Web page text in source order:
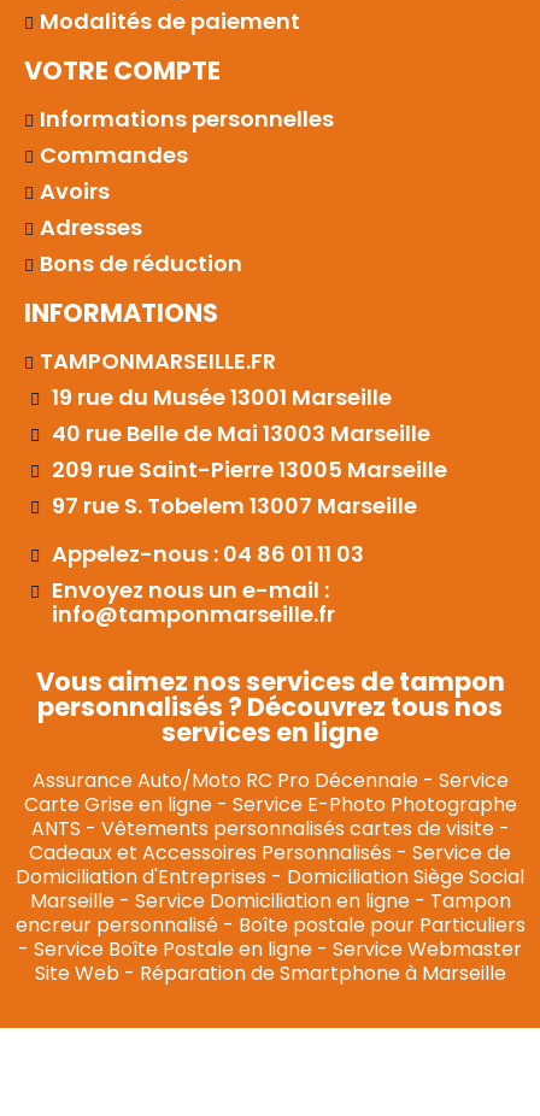
Modalités de paiement
VOTRE COMPTE
Informations personnelles
Commandes
Avoirs
Adresses
Bons de réduction
INFORMATIONS
TAMPONMARSEILLE.FR
19 rue du Musée 13001 Marseille
40 rue Belle de Mai 13003 Marseille
209 rue Saint-Pierre 13005 Marseille
97 rue S. Tobelem 13007 Marseille
Appelez-nous : 04 86 01 11 03
Envoyez nous un e-mail :
info@tamponmarseille.fr
Vous aimez nos services de tampon
personnalisés ? Découvrez tous nos
services en ligne
Assurance Auto/Moto RC Pro Décennale- Service
Carte Grise en ligne- Service E-Photo Photographe
ANTS - Vêtements personnalisés cartes de visite-
Cadeaux et Accessoires Personnalisés - Service de
Domiciliation d'Entreprises - Domiciliation Siège Social
Marseille- Service Domiciliation en ligne- Tampon
encreur personnalisé- Boîte postale pour Particuliers
- Service Boîte Postale en ligne - Service Webmaster
Site Web- Réparation de Smartphone à Marseille